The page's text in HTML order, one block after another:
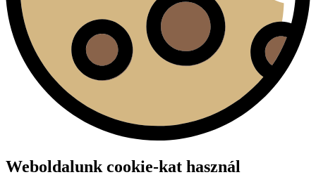
Weboldalunk cookie-kat használ